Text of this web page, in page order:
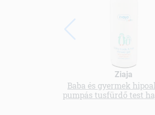
Ziaja
Baba és gyermek
pumpás tusfürdő test